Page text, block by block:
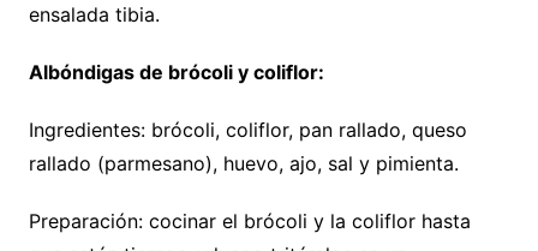
ensalada tibia.
Albóndigas de brócoli y coliflor:
Ingredientes: brócoli, coliflor, pan rallado, queso
rallado (parmesano), huevo, ajo, sal y pimienta.
Preparación: cocinar el brócoli y la coliflor hasta